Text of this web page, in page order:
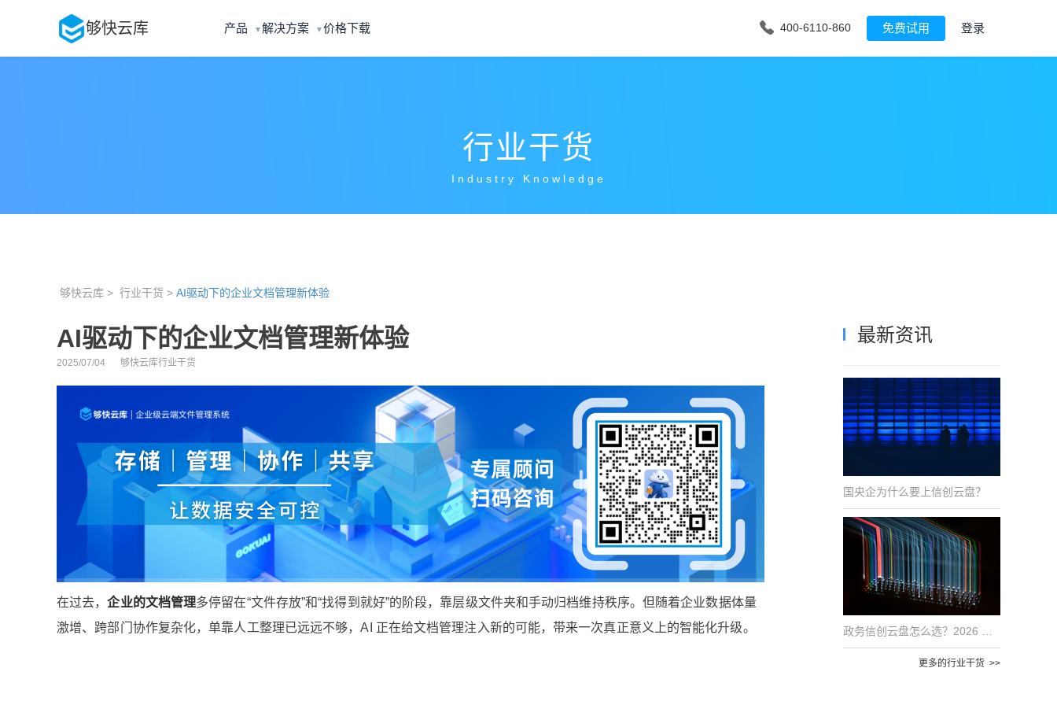
够快云库 产品 ▼解决方案 ▼价格下载 400-6110-860 免费试用 登录
行业干货
Industry Knowledge
够快云库 > 行业干货 > AI驱动下的企业文档管理新体验
AI驱动下的企业文档管理新体验
2025/07/04 够快云库行业干货
在过去，企业的文档管理多停留在“文件存放”和“找得到就好”的阶段，靠层级文件夹和手动归档维持秩序。但随着企业数据体量
激增、跨部门协作复杂化，单靠人工整理已远远不够，AI 正在给文档管理注入新的可能，带来一次真正意义上的智能化升级。
最新资讯
国央企为什么要上信创云盘？
更多的行业干货 >>